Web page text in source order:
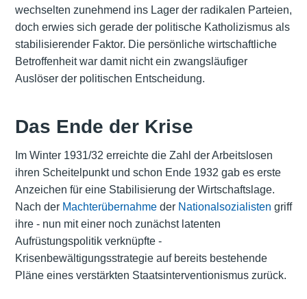
wechselten zunehmend ins Lager der radikalen Parteien,
doch erwies sich gerade der politische Katholizismus als
stabilisierender Faktor. Die persönliche wirtschaftliche
Betroffenheit war damit nicht ein zwangsläufiger
Auslöser der politischen Entscheidung.
Das Ende der Krise
Im Winter 1931/32 erreichte die Zahl der Arbeitslosen
ihren Scheitelpunkt und schon Ende 1932 gab es erste
Anzeichen für eine Stabilisierung der Wirtschaftslage.
Nach der Machterübernahmeder Nationalsozialisten griff
ihre - nun mit einer noch zunächst latenten
Aufrüstungspolitik verknüpfte -
Krisenbewältigungsstrategie auf bereits bestehende
Pläne eines verstärkten Staatsinterventionismus zurück.